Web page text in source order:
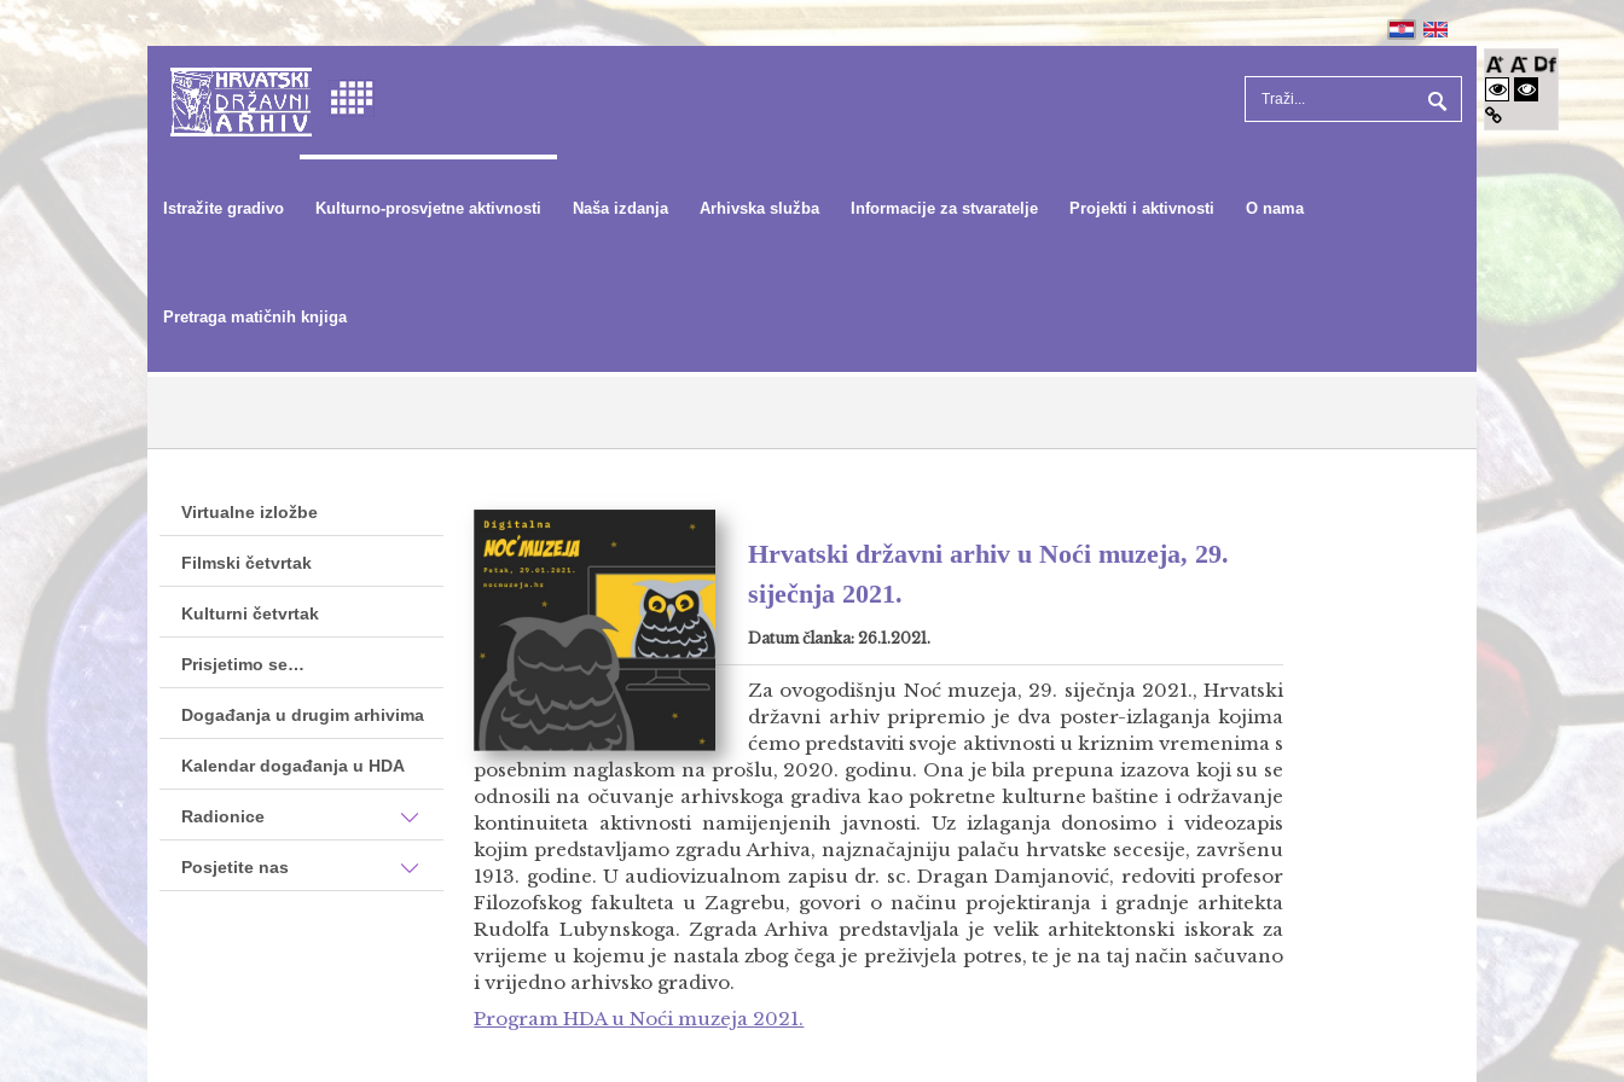
Istražite gradivo Kulturno-prosvjetne aktivnosti Naša izdanja Arhivska služba Informacije za stvaratelje Projekti i aktivnosti O nama
Pretraga matičnih knjiga
Virtualne izložbe
Filmski četvrtak
Kulturni četvrtak
Prisjetimo se…
Događanja u drugim arhivima
Kalendar događanja u HDA
Radionice
Posjetite nas
Hrvatski državni arhiv u Noći muzeja, 29.
siječnja 2021.
Datum članka: 26.1.2021.
Za ovogodišnju Noć muzeja, 29. siječnja 2021., Hrvatski
državni arhiv pripremio je dva poster-izlaganja kojima
ćemo predstaviti svoje aktivnosti u kriznim vremenima s
posebnim naglaskom na prošlu, 2020. godinu. Ona je bila prepuna izazova koji su se
odnosili na očuvanje arhivskoga gradiva kao pokretne kulturne baštine i održavanje
kontinuiteta aktivnosti namijenjenih javnosti. Uz izlaganja donosimo i videozapis
kojim predstavljamo zgradu Arhiva, najznačajniju palaču hrvatske secesije, završenu
1913. godine. U audiovizualnom zapisu dr. sc. Dragan Damjanović, redoviti profesor
Filozofskog fakulteta u Zagrebu, govori o načinu projektiranja i gradnje arhitekta
Rudolfa Lubynskoga. Zgrada Arhiva predstavljala je velik arhitektonski iskorak za
vrijeme u kojemu je nastala zbog čega je preživjela potres, te je na taj način sačuvano
i vrijedno arhivsko gradivo.
Program HDA u Noći muzeja 2021.